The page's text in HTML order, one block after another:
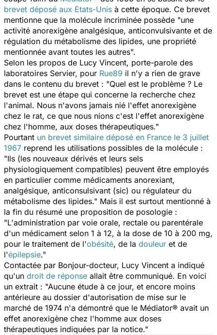
brevet déposé aux Etats-Unis à cette époque. Ce brevet
mentionne que la molécule incriminée possède "une
activité anorexigène analgésique, anticonvulsivante et de
régulation du métabolisme des lipides, une propriété
mentionnée avant toutes les autres".
Selon les propos de Lucy Vincent, porte-parole des
laboratoires Servier, pour Rue89 il n'y a rien de grave
dans le contenu du brevet : "Quel est le problème ? Le
brevet est une étape qui concerne la recherche chez
l'animal. Nous n'avons jamais nié l'effet anorexigène
chez le rat, ce que nous nions c'est l'effet anorexigène
chez l'homme, aux doses thérapeutiques."
Pourtant un brevet similaire déposé en France le 3 juillet
1967 reprend les utilisations possibles de la molécule :
"Ils (les nouveaux dérivés et leurs sels
physiologiquement compatibles) peuvent être employés
en particulier comme médicaments anorexiant,
analgésique, anticonsulsivant (sic) ou régulateur du
métabolisme des lipides." Mais il est surtout mentionné à
la fin du résumé une proposition de posologie :
"L'administration par voie orale, rectale ou parentérale
d'un médicament selon 1 à 12, à la dose de 10 à 200 mg,
pour le traitement de l'obésité, de la douleur et de
l'épilepsie."
Contactée par Bonjour-docteur, Lucy Vincent a indiqué
qu'un droit de réponse allait être communiqué. En voici
un extrait : "Aucune étude à ce jour, et encore moins
antérieure au dossier d'autorisation de mise sur le
marché de 1974 n'a démontré que le Médiator® avait un
effet anorexigène chez l'homme aux doses
thérapeutiques indiquées par la notice."